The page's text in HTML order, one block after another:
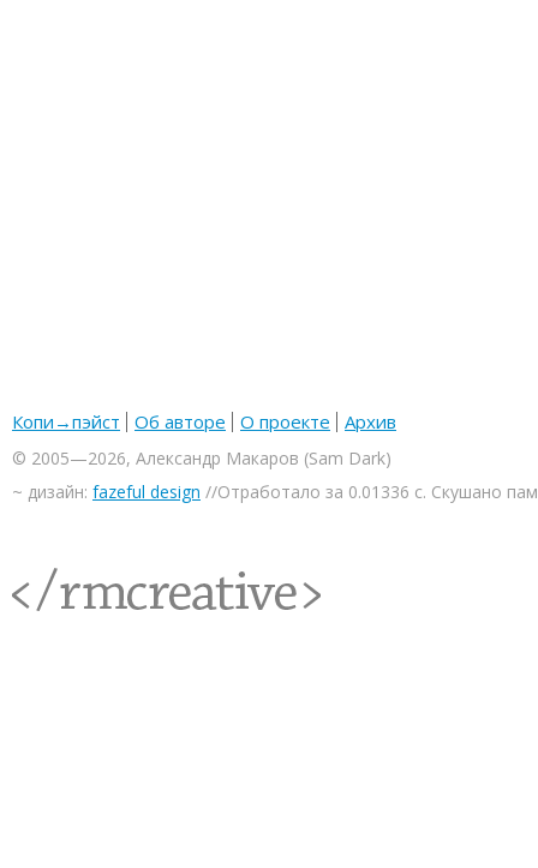
Копи→пэйст Об авторе О проекте Архив
© 2005—2026, Александр Макаров (Sam Dark)
~ дизайн: fazeful design //Отработало за 0.01336 с. Скушано
<rmcreative/>